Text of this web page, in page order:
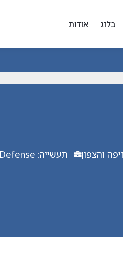
בלוג אודות
והצפון תעשייה:
Defense